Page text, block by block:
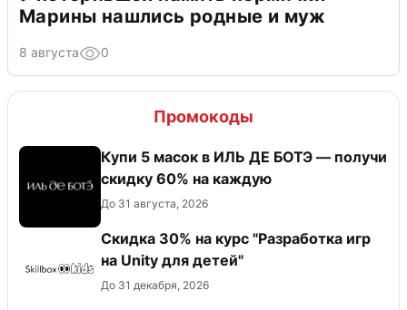
Марины нашлись родные и муж
8 августа 0
Промокоды
Купи 5 масок в ИЛЬ ДЕ БОТЭ — получи
скидку 60% на каждую
До 31 августа, 2026
Скидка 30% на курс "Разработка игр
на Unity для детей"
До 31 декабря, 2026